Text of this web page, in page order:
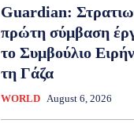
Guardian:
πρώτη σύμβαση
το Συμβούλιο
τη Γάζα
WORLD August 6, 2026